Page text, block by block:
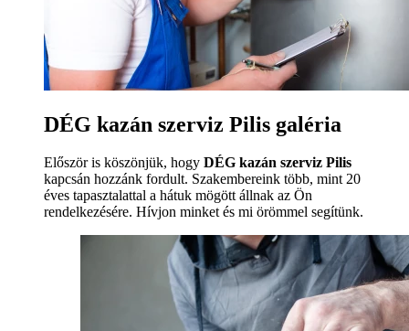
DÉG kazán szerviz Pilis galéria
Először is köszönjük, hogy DÉG kazán szerviz Pilis
kapcsán hozzánk fordult. Szakembereink több, mint 20
éves tapasztalattal a hátuk mögött állnak az Ön
rendelkezésére. Hívjon minket és mi örömmel segítünk.